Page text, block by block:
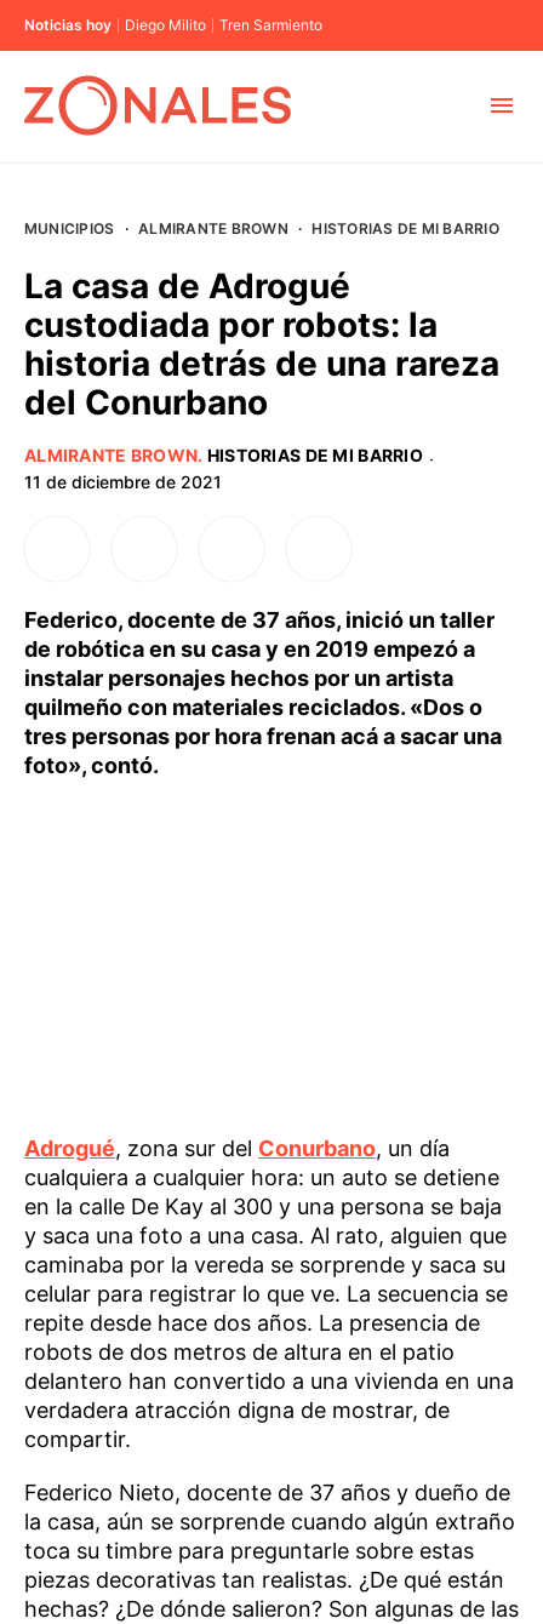
Noticias hoy Diego Milito Tren Sarmiento
BUENOS AIRES
PROVINCIAS
ELECCIONES 2023
MUNICIPIOS · ALMIRANTE BROWN · HISTORIAS DE MI BARRIO
La casa de Adrogué
custodiada por robots: la
historia detrás de una rareza
del Conurbano
ALMIRANTE BROWN. HISTORIAS DE MI BARRIO ·
11 de diciembre de 2021
Federico, docente de 37 años, inició un taller
de robótica en su casa y en 2019 empezó a
instalar personajes hechos por un artista
quilmeño con materiales reciclados. «Dos o
tres personas por hora frenan acá a sacar una
foto», contó.
Adrogué, zona sur del Conurbano, un día
cualquiera a cualquier hora: un auto se detiene
en la calle De Kay al 300 y una persona se baja
y saca una foto a una casa. Al rato, alguien que
caminaba por la vereda se sorprende y saca su
celular para registrar lo que ve. La secuencia se
repite desde hace dos años. La presencia de
robots de dos metros de altura en el patio
delantero han convertido a una vivienda en una
verdadera atracción digna de mostrar, de
compartir.
Federico Nieto, docente de 37 años y dueño de
la casa, aún se sorprende cuando algún extraño
toca su timbre para preguntarle sobre estas
piezas decorativas tan realistas. ¿De qué están
hechas? ¿De dónde salieron? Son algunas de las